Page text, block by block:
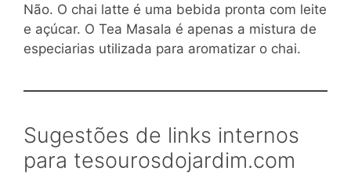
Não. O chai latte é uma bebida pronta com leite
e açúcar. O Tea Masala é apenas a mistura de
especiarias utilizada para aromatizar o chai.
Sugestões de links internos
para tesourosdojardim.com